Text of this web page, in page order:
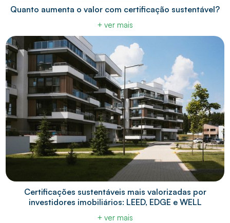
Quanto aumenta o valor com certificação sustentável?
+ ver mais
Certificações sustentáveis mais valorizadas por
investidores imobiliários: LEED, EDGE e WELL
+ ver mais